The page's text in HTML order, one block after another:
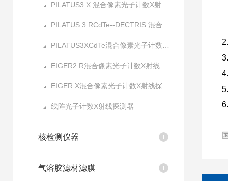
PILATUS3 X 混合像素光子计数X射线探测器
PILATUS 3 RCdTe--DECTRIS 混合像素光子计数X射线探测器
PILATUS3XCdTe混合像素光子计数X射线探测器
EIGER2 R混合像素光子计数X射线探测器
EIGER X混合像素光子计数X射线探测器
线阵光子计数X射线探测器
核检测仪器
气溶胶滤材滤膜